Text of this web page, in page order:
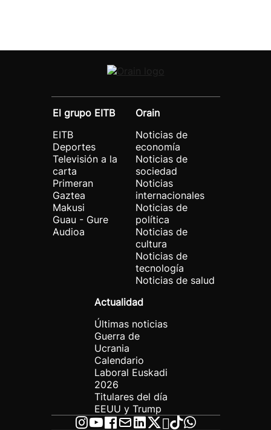
El grupo EITB
EITB
Deportes
Televisión a la
carta
Primeran
Gaztea
Makusi
Guau - Gure
Audioa
Orain
Noticias de
economía
Noticias de
sociedad
Noticias
internacionales
Noticias de
política
Noticias de
cultura
Noticias de
tecnología
Noticias de salud
Actualidad
Últimas noticias
Guerra de
Ucrania
Calendario
Laboral Euskadi
2026
Titulares del día
EEUU y Trump